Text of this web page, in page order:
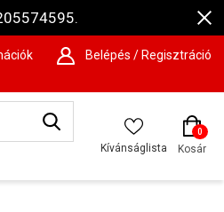
Belépés / Regisztráció
Kívánságlista
0
Kosár